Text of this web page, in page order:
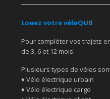
Louez votre véloQUB
Pour compléter vos trajets
de 3, 6 et 12 mois.
Plusieurs types de vélos
♦ Vélo électrique urbain
♦ Vélo électrique cargo